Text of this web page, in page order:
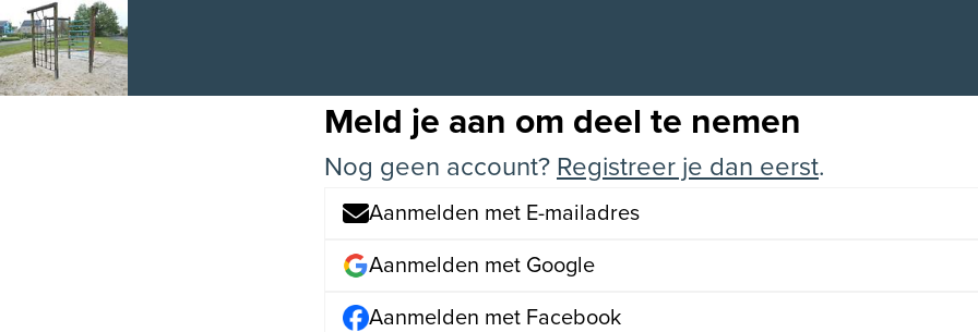
Meld je aan om deel te nemen
Nog geen account? Registreer je dan eerst.
Aanmelden met E-mailadres
Aanmelden met Google
Aanmelden met Facebook